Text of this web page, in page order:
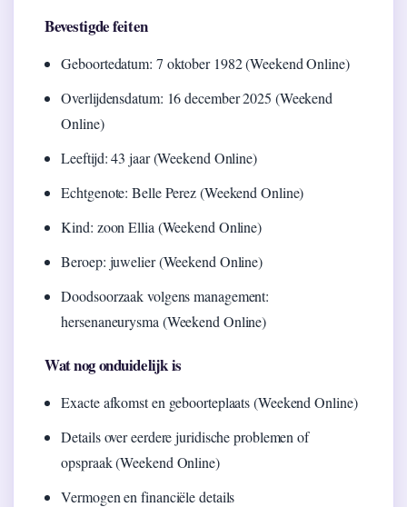
Bevestigde feiten
Geboortedatum: 7 oktober 1982 (Weekend Online)
Overlijdensdatum: 16 december 2025 (Weekend
Online)
Leeftijd: 43 jaar (Weekend Online)
Echtgenote: Belle Perez (Weekend Online)
Kind: zoon Ellia (Weekend Online)
Beroep: juwelier (Weekend Online)
Doodsoorzaak volgens management:
hersenaneurysma (Weekend Online)
Wat nog onduidelijk is
Exacte afkomst en geboorteplaats (Weekend Online)
Details over eerdere juridische problemen of
opspraak (Weekend Online)
Vermogen en financiële details